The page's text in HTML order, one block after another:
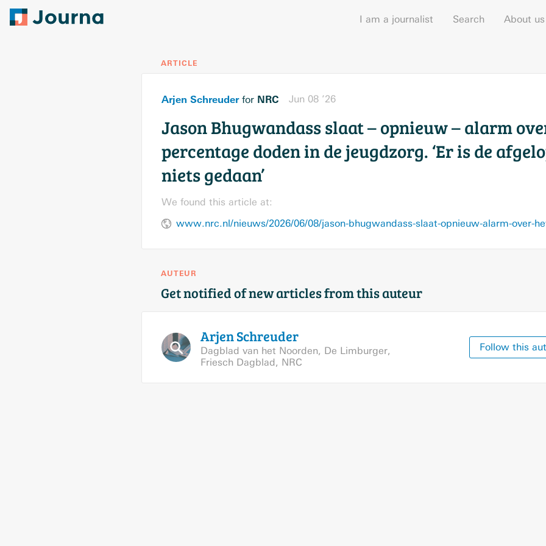
I am a journalist Search About us
ARTICLE
Arjen Schreuderfor NRC Jun 08 ’26
Jason Bhugwandass slaat – opnieuw – alarm
percentage doden in de jeugdzorg. ‘Er is de
niets gedaan’
We found this article at:
AUTEUR
Get notified of new articles from this auteur
ArjenSchreuder
Dagblad van het Noorden, De Limburger,
Friesch Dagblad, NRC
Follow this